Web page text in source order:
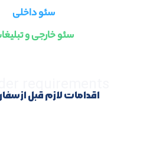
سئو داخلی
سئو خارجی و
اقدامات لازم قبل از